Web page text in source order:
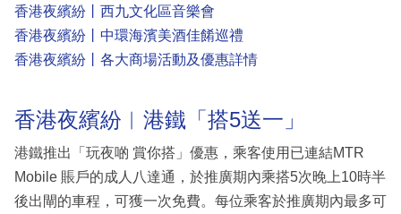
香港夜繽紛丨西九文化區音樂會
香港夜繽紛丨中環海濱美酒佳餚巡禮
香港夜繽紛丨各大商場活動及優惠詳情
香港夜繽紛︱港鐵「搭5送一」
港鐵推出「玩夜啲 賞你搭」優惠，乘客使用已連結MTR
Mobile 賬戶的成人八達通，於推廣期內乘搭5次晚上10時半
後出閘的車程，可獲一次免費。每位乘客於推廣期內最多可